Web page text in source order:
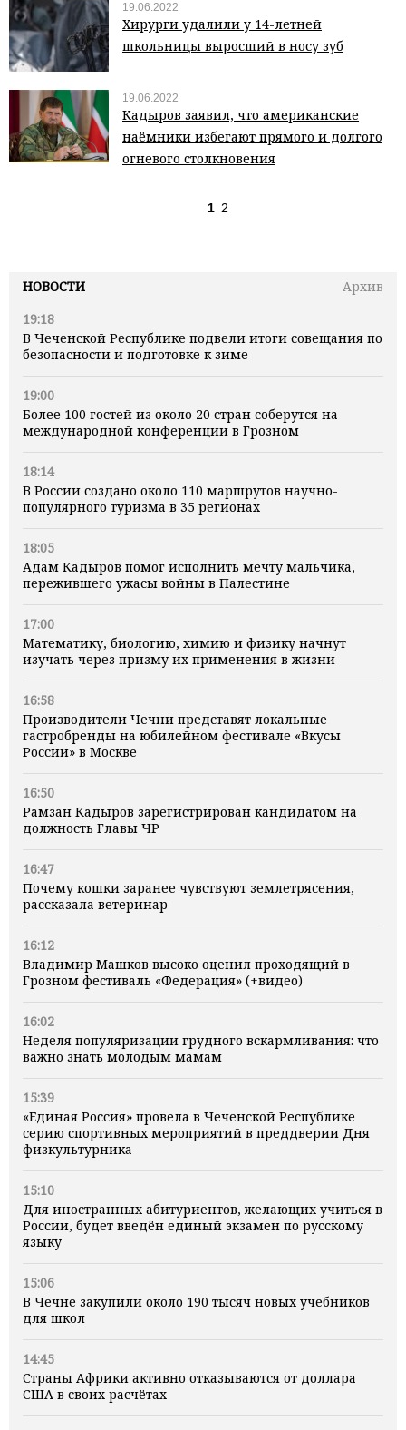
НОВОСТИ
Архив
19:18
В Чеченской Республике подвели итоги совещания по
безопасности и подготовке к зиме
19:00
Более 100 гостей из около 20 стран соберутся на
международной конференции в Грозном
18:14
В России создано около 110 маршрутов научно-
популярного туризма в 35 регионах
18:05
Адам Кадыров помог исполнить мечту мальчика,
пережившего ужасы войны в Палестине
17:00
Математику, биологию, химию и физику начнут
изучать через призму их применения в жизни
16:58
Производители Чечни представят локальные
гастробренды на юбилейном фестивале «Вкусы
России» в Москве
16:50
Рамзан Кадыров зарегистрирован кандидатом на
должность Главы ЧР
16:47
Почему кошки заранее чувствуют землетрясения,
рассказала ветеринар
16:12
Владимир Машков высоко оценил проходящий в
Грозном фестиваль «Федерация» (+видео)
16:02
Неделя популяризации грудного вскармливания: что
важно знать молодым мамам
15:39
«Единая Россия» провела в Чеченской Республике
серию спортивных мероприятий в преддверии Дня
физкультурника
15:10
Для иностранных абитуриентов, желающих учиться в
России, будет введён единый экзамен по русскому
языку
15:06
В Чечне закупили около 190 тысяч новых учебников
для школ
14:45
Страны Африки активно отказываются от доллара
США в своих расчётах
19.06.2022
Хирурги удалили у 14-летней
школьницы выросший в носу зуб
19.06.2022
Кадыров заявил, что американские
наёмники избегают прямого и долгого
огневого столкновения
1 2